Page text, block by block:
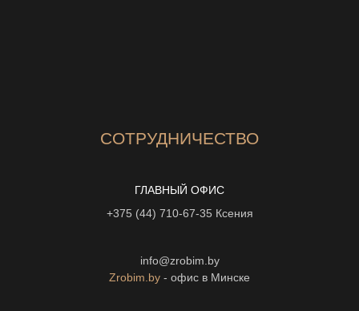
СОТРУДНИЧЕСТВО
ГЛАВНЫЙ ОФИС
+375 (44) 710-67-35 Ксения
info@zrobim.by
Zrobim.by - офис в Минске